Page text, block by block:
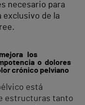
necesario para
exclusivo de la
los
o dolores
crónico pelviano
está
estructuras tanto